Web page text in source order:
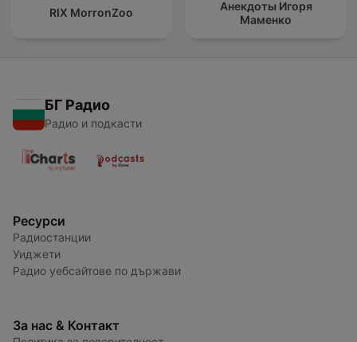
RIX MorronZoo
Анекдоты Игоря
Маменко
БГ Радио
Радио и подкасти
Ресурси
Радиостанции
Уиджети
Радио уебсайтове по държави
За нас & Контакт